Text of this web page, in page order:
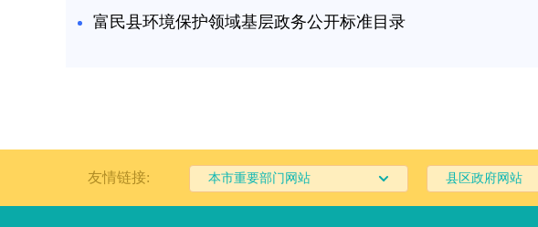
富民县环境保护领域基层政务公开标准目录
友情链接: 本市重要部门网站 县区政府网站